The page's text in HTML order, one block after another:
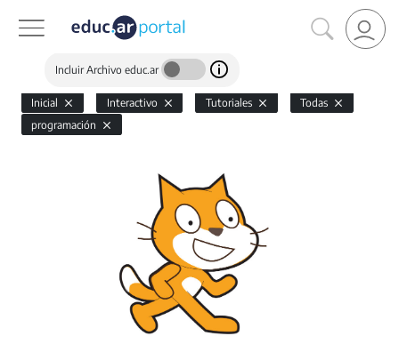
Incluir Archivo educ.ar
Inicial Interactivo Tutoriales
Todas
programación